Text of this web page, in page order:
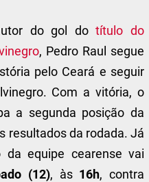
do gol dotítulo do
, Pedro Raul segue
pelo Ceará e seguir
Com a vitória, o
a segunda posição da
resultados da rodada. Já
da equipe cearense vai
(12), às 16h, contra